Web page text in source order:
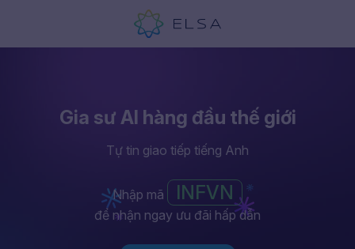
Gia sư AI hàng đầu thế giới
Tự tin giao tiếp tiếng Anh
Nhập mã INFVN
để nhận ngay ưu đãi hấp dẫn